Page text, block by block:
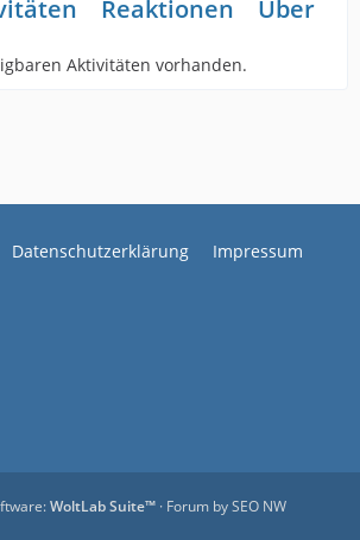
Reaktionen Über
Aktivitäten vorhanden.
Datenschutzerklärung Impressum
WoltLab Suite™· Forum bySEO NW